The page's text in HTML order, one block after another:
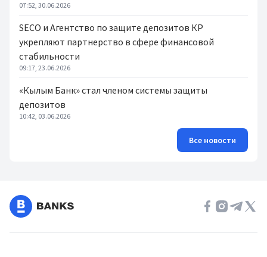
07:52, 30.06.2026
SECO и Агентство по защите депозитов КР
укрепляют партнерство в сфере финансовой
стабильности
09:17, 23.06.2026
«Кылым Банк» стал членом системы защиты
депозитов
10:42, 03.06.2026
Все новости